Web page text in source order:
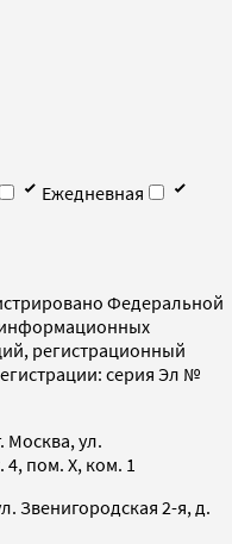
Ежедневная
Федеральной
информационных
регистрационный
серия Эл №
Москва, ул.
4, пом. X, ком. 1
Звенигородская 2-я, д.